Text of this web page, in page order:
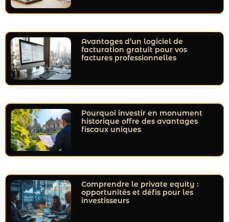
Avantages d’un logiciel de
facturation gratuit pour vos
factures professionnelles
Pourquoi investir en monument
historique offre des avantages
fiscaux uniques
Comprendre le private equity :
opportunités et défis pour les
investisseurs